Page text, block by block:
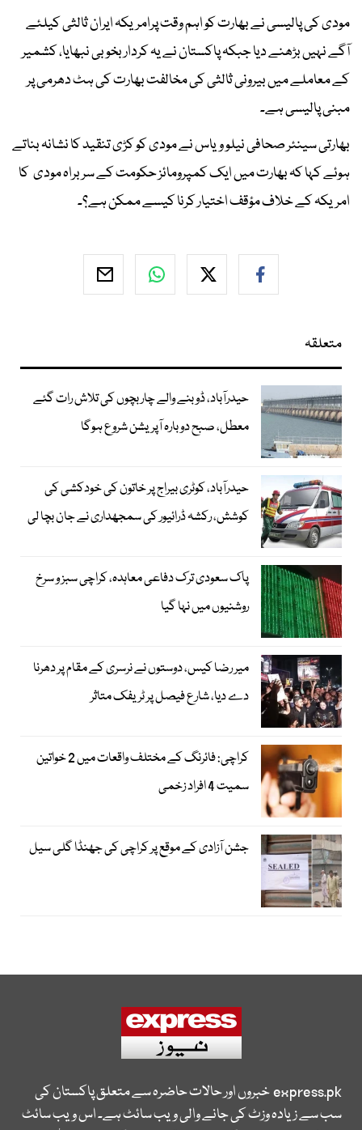
مودی کی پالیسی نے بھارت کو اہم وقت پرامریکہ ایران ثالثی کیلئے
آگے نہیں بڑھنے دیا جبکہ پاکستان نے یہ کردار بخوبی نبھایا، کشمیر
کے معاملے میں بیرونی ثالثی کی مخالفت بھارت کی ہٹ دھرمی پر
مبنی پالیسی ہے۔
بھارتی سینئر صحافی نیلو ویاس نے مودی کو کڑی تنقید کا نشانہ بناتے
ہوئے کہا کہ بھارت میں ایک کمپرومائز حکومت کے سربراہ مودی کا
امریکہ کے خلاف مؤقف اختیار کرنا کیسے ممکن ہے؟۔
متعلقہ
حیدرآباد، ڈوبنے والے چار بچوں کی تلاش رات گئے
معطل، صبح دوبارہ آپریشن شروع ہوگا
حیدرآباد، کوٹری بیراج پر خاتون کی خودکشی کی
کوشش، رکشہ ڈرائیور کی سمجھداری نے جان بچا لی
پاک سعودی ترک دفاعی معاہدہ، کراچی سبز و سرخ
روشنیوں میں نہا گیا
میر رضا کیس، دوستوں نے نرسری کے مقام پر دھرنا
دے دیا، شارع فیصل پر ٹریفک متاثر
کراچی: فائرنگ کے مختلف واقعات میں 2 خواتین
سمیت 4 افراد زخمی
جشن آزادی کے موقع پر کراچی کی جھنڈا گلی سیل
express.pkخبروں اور حالات حاضرہ سے متعلق پاکستان کی
سب سے زیادہ وزٹ کی جانے والی ویب سائٹ ہے۔ اس ویب سائٹ